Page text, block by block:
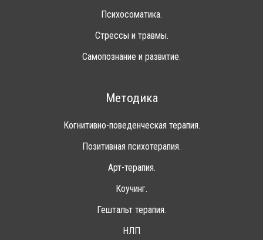
Психосоматика.
Стрессы и травмы.
Самопознание и развитие.
Методика
Когнитивно-поведенческая терапия.
Позитивная психотерапия.
Арт-терапия.
Коучинг.
Гештальт терапия.
НЛП